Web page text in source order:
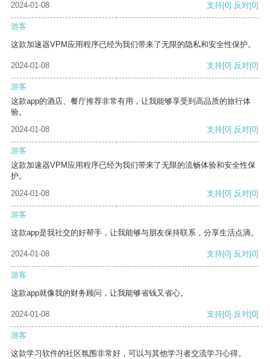
2024-01-08
支持[0] 反对[0]
游客
这款加速器VPM应用程序已经为我们带来了无限的隐私和安全性保护。
2024-01-08 支持[0] 反对[0]
游客
这款app的酒店、餐厅推荐非常有用，让我能够享受到高品质的旅行体
验。
2024-01-08
支持[0] 反对[0]
游客
这款加速器VPM应用程序已经为我们带来了无限的流畅体验和安全性保
护。
2024-01-08
支持[0] 反对[0]
游客
这款app是我社交的好帮手，让我能够与朋友保持联系，分享生活点滴。
2024-01-08 支持[0] 反对[0]
游客
这款app就像我的财务顾问，让我能够省钱又省心。
2024-01-08 支持[0] 反对[0]
游客
这款学习软件的社区氛围非常好，可以与其他学习者交流学习心得。